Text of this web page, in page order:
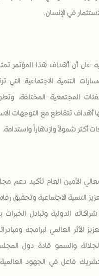
في الإنسان.
على أن أهداف هذا المؤتمر
التنمية الاجتماعية التي
المجتمعية المختلفة،
أهداف تتقاطع مع التوجهات
أكثر شمولاً وازدهاراً واستدامة.
الأمين العام تأكيد دعم
التنمية الاجتماعية وتحقيق
شراكاته الدولية وتبادل
الأثر العالمي لبرامجه
والسمو قادة دول
فاعل في الجهود العالمية